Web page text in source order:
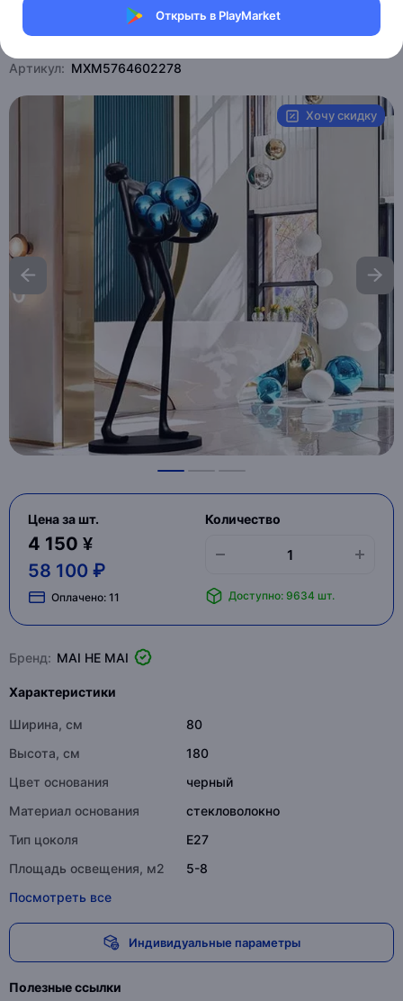
Открыть в PlayMarket
Магазин Weller Store
Артикул: MXM5764602278
Хочу скидку
Цена за шт.
4 150 ¥
58 100 ₽
Оплачено: 11
Количество
Доступно: 9634 шт.
Бренд: MAI HE MAI
Характеристики
Ширина, см
80
Высота, см
180
Цвет основания
черный
Материал основания
стекловолокно
Тип цоколя
E27
Площадь освещения, м2
5-8
Посмотреть все
Индивидуальные параметры
Полезные ссылки